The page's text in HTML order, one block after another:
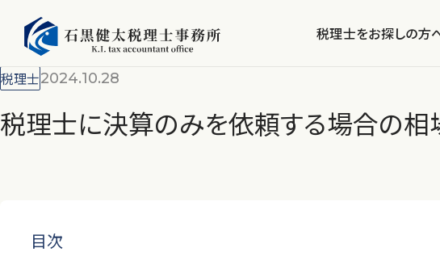
税理士をお探しの方
税理士2024.10.28
税理士に決算のみを依頼する場合の
目次